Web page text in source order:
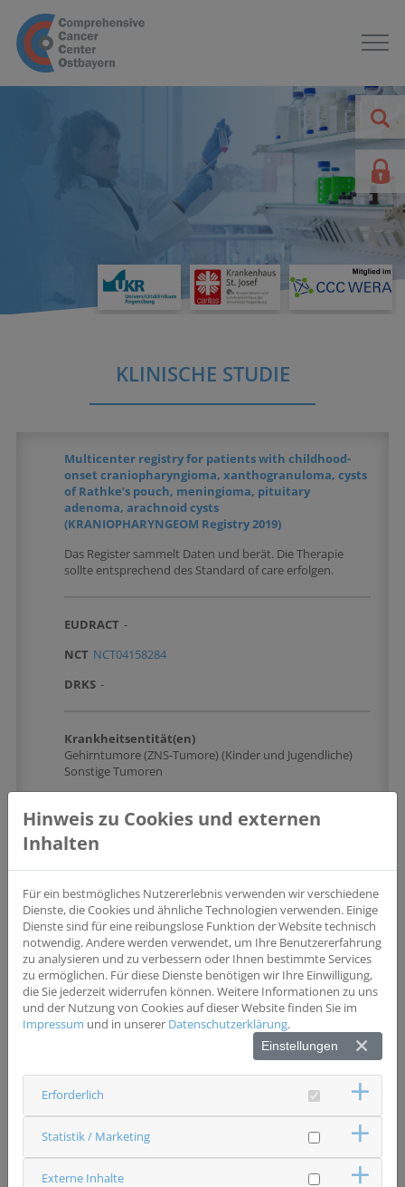
KLINISCHE STUDIE
Multicenter registry for patients with childhood-
onset craniopharyngioma, xanthogranuloma, cysts
of Rathke’s pouch, meningioma, pituitary
adenoma, arachnoid cysts
(KRANIOPHARYNGEOM Registry 2019)
Das Register sammelt Daten und berät. Die Therapie
sollte entsprechend des Standard of care erfolgen.
EUDRACT -
NCT NCT04158284
DRKS -
Krankheitsentität(en)
Gehirntumore (ZNS-Tumore) (Kinder und Jugendliche)
Sonstige Tumoren
Wesentliche Einschlusskriterien
Referenzpathologisch bestätigte histologische Diagnose
einer der o.g. Erkrankungen des Kindes- und Jugendalters
Alter bei Diagnose: 0 – 18 Jahre Zustimmung (informed
betroffenen Patienten zur Teilnahme am Register
Wesentliche Ausschlusskriterien
Fehlende oder widerrufene Zustimmung (informed
consent) der gesetzlichen Vertreter und/oder des
betroffenen Patienten zur Teilnahme am Register
Ansprechpartner & Kontakt
Universitätsklinikum Regensburg
Pädiatrische Hämatologie, Onkologie und
Stammzelltransplantation
Studienzentrale
0941 94412063
Hinweis zu Cookies und externen
Inhalten
Für ein bestmögliches Nutzererlebnis verwenden wir verschiedene
Dienste, die Cookies und ähnliche Technologien verwenden. Einige
Dienste sind für eine reibungslose Funktion der Website technisch
notwendig. Andere werden verwendet, um Ihre Benutzererfahrung
zu analysieren und zu verbessern oder Ihnen bestimmte Services
zu ermöglichen. Für diese Dienste benötigen wir Ihre Einwilligung,
die Sie jederzeit widerrufen können. Weitere Informationen zu uns
und der Nutzung von Cookies auf dieser Website finden Sie im
Impressum und in unserer Datenschutzerklärung.
Einstellungen
Erforderlich
Statistik / Marketing
Externe Inhalte